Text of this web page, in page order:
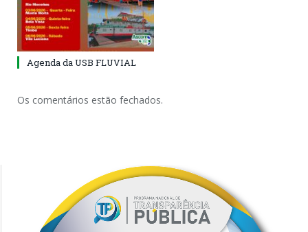
Agenda da USB FLUVIAL
Os comentários estão fechados.